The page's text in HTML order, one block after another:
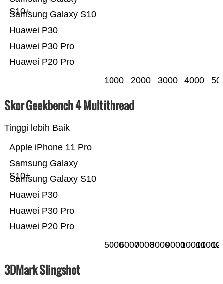
Huawei P20 Pro
Huawei P30 Pro
Huawei P30
Samsung Galaxy S10
S10+
1000 2000 3000 4000
Skor Geekbench 4 Multithread
Tinggi lebih Baik
Huawei P20 Pro
Huawei P30 Pro
Huawei P30
Samsung Galaxy S10
Samsung Galaxy
S10+
Apple iPhone 11 Pro
500060007000800090001000011000
3DMark Slingshot